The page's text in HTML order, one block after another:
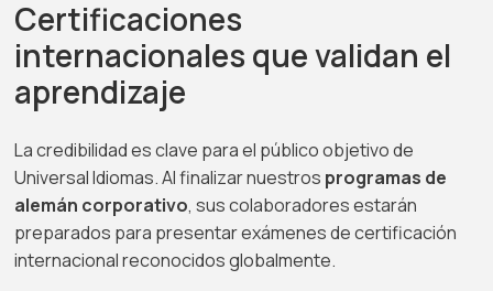
Certificaciones
internacionales que validan el
aprendizaje
La credibilidad es clave para el público objetivo de
Universal Idiomas. Al finalizar nuestros programas de
alemán corporativo, sus colaboradores estarán
preparados para presentar exámenes de certificación
internacional reconocidos globalmente.